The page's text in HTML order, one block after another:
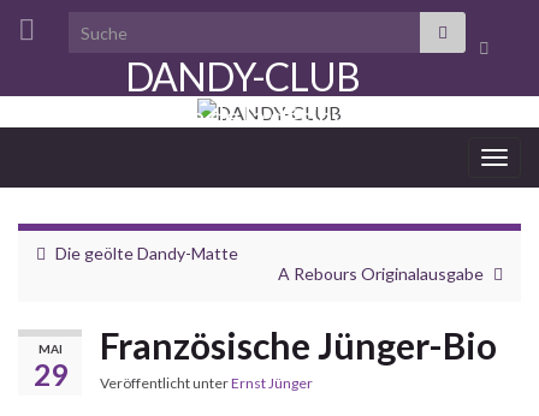
Search for:
DANDY-CLUB
aristocratie de la désinvolture
Die geölte Dandy-Matte
A Rebours Originalausgabe
MAI
29
Französische Jünger-Bio
Veröffentlicht unterErnst Jünger